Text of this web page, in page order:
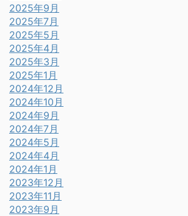
2025年9月
2025年7月
2025年5月
2025年4月
2025年3月
2025年1月
2024年12月
2024年10月
2024年9月
2024年7月
2024年5月
2024年4月
2024年1月
2023年12月
2023年11月
2023年9月